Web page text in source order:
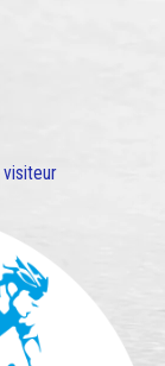
visiteur